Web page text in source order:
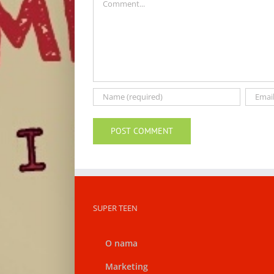
SUPER TEEN
O nama
Marketing